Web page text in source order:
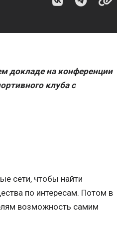
докладе на конференции
клуба с
сети, чтобы найти
по интересам. Потом в
возможность самим